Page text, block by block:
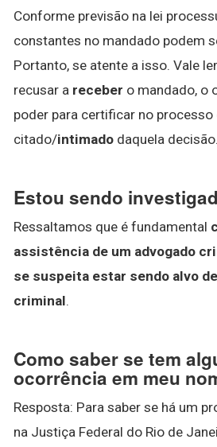
Conforme previsão na lei
constantes no mandado podem
Portanto, se atente a isso. Vale
recusar a receber o mandado, o
poder para certificar no processo
citado/intimado daquela decisão.
Estou sendo
Ressaltamos que é fundamental
assistência de um advogado
se suspeita estar sendo alvo
criminal.
Como saber se tem
ocorrência em meu
Resposta: Para saber se há um
na Justiça Federal do Rio de